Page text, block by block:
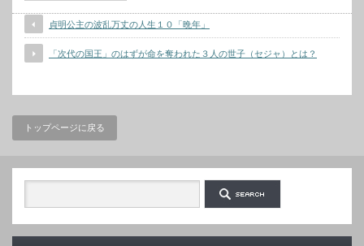
貞明公主の波乱万丈の人生１０「晩年」
「次代の国王」のはずが命を奪われた３人の世子（セジャ）とは？
トップページに戻る